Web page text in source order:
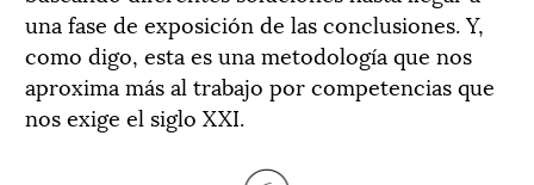
una fase de exposición de las conclusiones. Y,
como digo, esta es una metodología que nos
aproxima más al trabajo por competencias que
nos exige el siglo XXI.